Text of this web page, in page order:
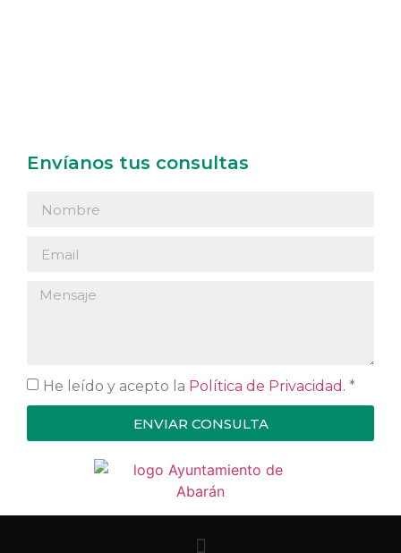
Envíanos tus consultas
He leído y acepto la Política de Privacidad. *
ENVIAR CONSULTA